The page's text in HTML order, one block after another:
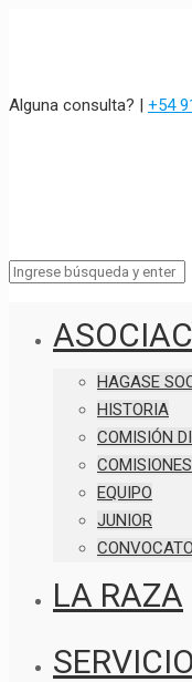
Alguna consulta? | +54
HAGASE
HISTORIA
COMISIÓN
EQUIPO
JUNIOR
LA RAZA